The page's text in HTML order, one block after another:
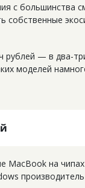
с большинства
собственные
— в два-
моделей
MacBook на